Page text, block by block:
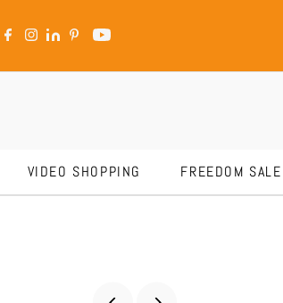
VIDEO SHOPPING FREEDOM SALE